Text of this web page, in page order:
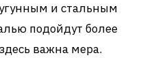
и стальным
подойдут более
важна мера.